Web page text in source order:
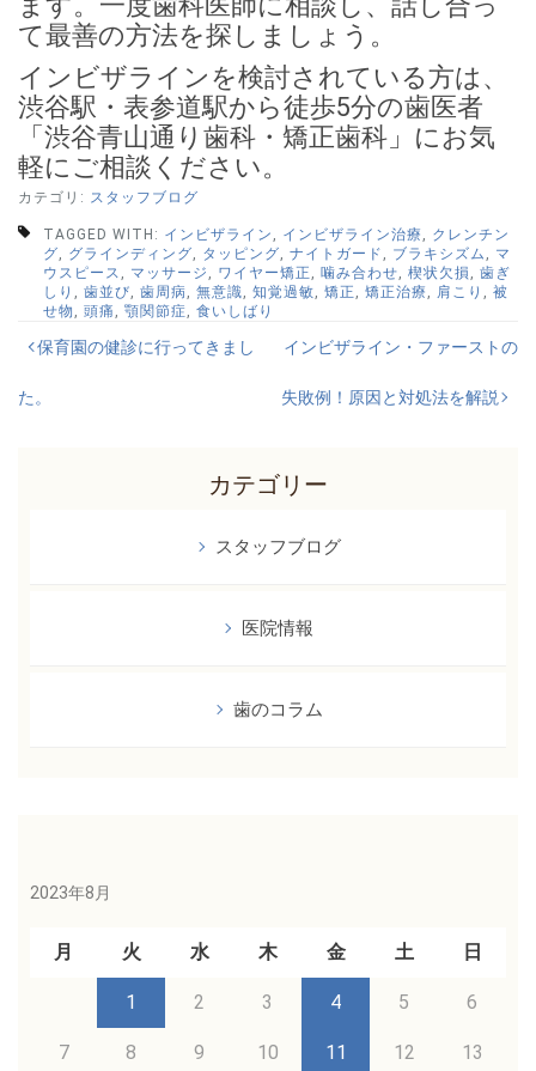
て最善の方法を探しましょう。
インビザラインを検討されている方は、
渋谷駅・表参道駅から徒歩5分の歯医者
「渋谷青山通り歯科・矯正歯科」にお気
軽にご相談ください。
カテゴリ: スタッフブログ
TAGGED WITH: インビザライン , インビザライン治療, クレンチン
グ, グラインディング, タッピング, ナイトガード , ブラキシズム , マ
ウスピース , マッサージ , ワイヤー矯正 , 噛み合わせ, 楔状欠損 , 歯ぎ
しり , 歯並び, 歯周病, 無意識, 知覚過敏, 矯正 , 矯正治療, 肩こり , 被
せ物 , 頭痛 , 顎関節症, 食いしばり
投
稿
ナ
保育園の健診に行ってきまし
た。
インビザライン・ファーストの
失敗例！原因と対処法を解説
カテゴリー
スタッフブログ
医院情報
歯のコラム
2023年8月
月 火 水 木 金 土 日
1 2 3 4 5 6
7 8 9 10 11 12 13